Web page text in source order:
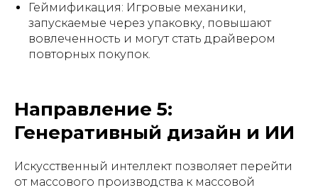
Геймификация: Игровые механики,
запускаемые через упаковку, повышают
вовлеченность и могут стать драйвером
повторных покупок.
Направление 5:
Генеративный дизайн и ИИ
Искусственный интеллект позволяет перейти
от массового производства к массовой